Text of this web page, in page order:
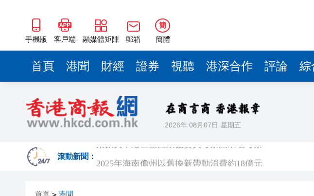
手機版 客戶端 融媒體矩陣 郵箱
簡
簡體
首頁 港聞 財經 證券 視聽 港深合作 評論 綜
2026年 08月07日 星期五
滾動新聞：
山東26戶省屬國企去年合計營收2.58萬億 利潤總額近936
瀋陽鐵西校園閱讀活動解鎖閱讀新玩法
閩粵贛三地漢樂藝術家齊聚深圳，共奏客家文化傳承新篇
50餘位頂尖專家共話時代命題
海南澄邁文儒煥新升級 五組數據見證文儒沉香從傳統邁
2025年海南儋州以舊換新帶動消費約18億元
首頁 港聞